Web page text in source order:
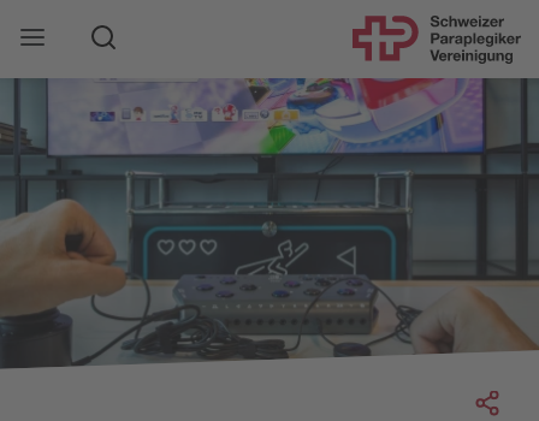
Mobile Navigation öffnen
Suche